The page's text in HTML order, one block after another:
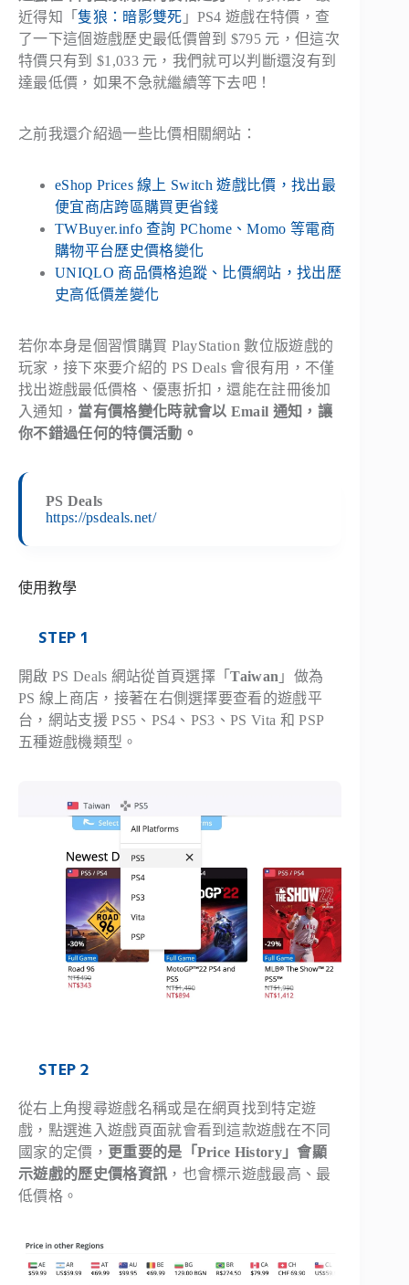
近得知「隻狼：暗影雙死 」PS4 遊戲在特價，查
了一下這個遊戲歷史最低價曾到 $795 元，但這次
特價只有到 $1,033 元，我們就可以判斷還沒有到
達最低價，如果不急就繼續等下去吧！
之前我還介紹過一些比價相關網站：
eShop Prices 線上 Switch 遊戲比價，找出最
便宜商店跨區購買更省錢
TWBuyer.info 查詢 PChome、Momo 等電商
購物平台歷史價格變化
UNIQLO 商品價格追蹤、比價網站，找出歷
史高低價差變化
若你本身是個習慣購買 PlayStation 數位版遊戲的
玩家，接下來要介紹的 PS Deals 會很有用，不僅
找出遊戲最低價格、優惠折扣，還能在註冊後加
入通知， 當有價格變化時就會以 Email 通知，讓
你不錯過任何的特價活動。
PS Deals
https://psdeals.net/
使用教學
STEP 1
開啟 PS Deals 網站從首頁選擇「Taiwan 」做為
PS 線上商店，接著在右側選擇要查看的遊戲平
台，網站支援 PS5、PS4、PS3、PS Vita 和 PSP
五種遊戲機類型。
STEP 2
從右上角搜尋遊戲名稱或是在網頁找到特定遊
戲，點選進入遊戲頁面就會看到這款遊戲在不同
國家的定價， 更重要的是「Price History」會顯
示遊戲的歷史價格資訊 ，也會標示遊戲最高、最
低價格。